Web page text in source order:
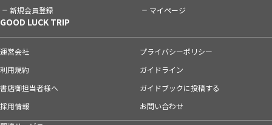
新規会員登録 マイページ
GOOD LUCK TRIP
運営会社
プライバシーポリシー
利用規約
ガイドライン
書店御担当者様へ
ガイドブックに投稿する
採用情報
お問い合わせ